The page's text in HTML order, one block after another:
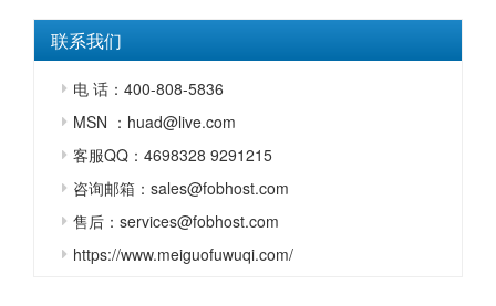
联系我们
电 话：400-808-5836
MSN ：huad@live.com
客服QQ：4698328 9291215
咨询邮箱：sales@fobhost.com
售后：services@fobhost.com
https://www.meiguofuwuqi.com/